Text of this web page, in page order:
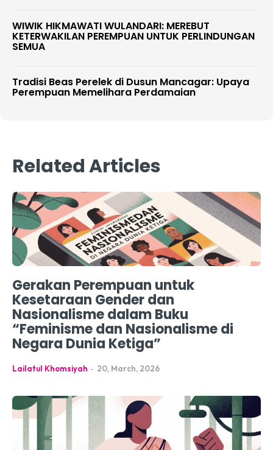
WIWIK HIKMAWATI WULANDARI: MEREBUT
KETERWAKILAN PEREMPUAN UNTUK PERLINDUNGAN
SEMUA
Tradisi Beas Perelek di Dusun Mancagar: Upaya
Perempuan Memelihara Perdamaian
Related Articles
Gerakan Perempuan untuk
Kesetaraan Gender dan
Nasionalisme dalam Buku
“Feminisme dan Nasionalisme di
Negara Dunia Ketiga”
Lailatul Khomsiyah - 20, March, 2026